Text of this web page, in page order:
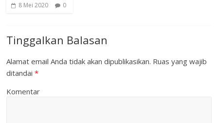
8 Mei 2020 0
Tinggalkan Balasan
Alamat email Anda tidak akan dipublikasikan. Ruas yang wajib
ditandai*
Komentar